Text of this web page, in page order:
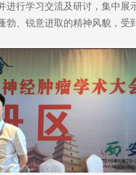
行学习交流及研讨，集中
、锐意进取的精神风貌，受